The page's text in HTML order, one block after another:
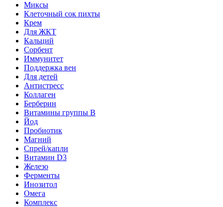
Миксы
Клеточный сок пихты
Крем
Для ЖКТ
Кальций
Сорбент
Иммунитет
Поддержка вен
Для детей
Антистресс
Коллаген
Берберин
Витамины группы B
Йод
Пробиотик
Магний
Спрей/капли
Витамин D3
Железо
Ферменты
Инозитол
Омега
Комплекс